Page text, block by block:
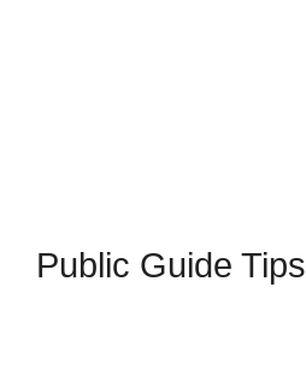
Public Guide Tips